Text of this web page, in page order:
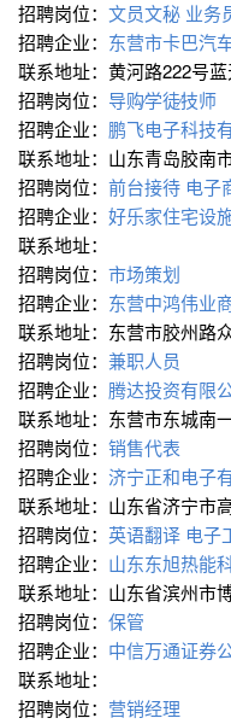
招聘岗位： 文员文秘 业务
招聘企业： 东营市卡巴汽
联系地址：黄河路222号
招聘岗位： 导购∕学徒∕技师
招聘企业： 鹏飞电子科技
联系地址：山东青岛胶南
招聘岗位： 前台接待 电子
招聘企业： 好乐家住宅设
联系地址：
招聘岗位： 市场策划
招聘企业： 东营中鸿伟业
联系地址：东营市胶州路
招聘岗位： 兼职人员
招聘企业： 腾达投资有限
联系地址：东营市东城南
招聘岗位： 销售代表
招聘企业： 济宁正和电子
联系地址：山东省济宁市
招聘岗位： 英语翻译 电子
招聘企业： 山东东旭热能
联系地址：山东省滨州市
招聘岗位： 保管
招聘企业： 中信万通证券
联系地址：
招聘岗位： 营销经理